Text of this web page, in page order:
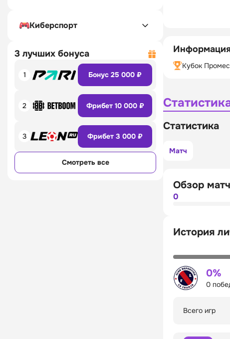
Киберспорт
3 лучших бонуса
1 Бонус 25 000 ₽
2 Фрибет 10 000 ₽
3 Фрибет 3 000 ₽
Смотреть все
Кубок
Статистика
Матч
Обзор
0
История
0%
0
Всего игр